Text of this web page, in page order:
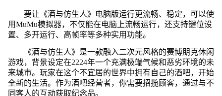
要让《酒与仿生人》电脑版运行更流畅、稳定，可以使
用MuMu模拟器，不仅能在电脑上流畅运行，还支持键位设
置、多开运行、高帧率等多种实用功能。
《酒与仿生人》是一款融入二次元风格的赛博朋克休闲
游戏，背景设定在2224年一个充满极端气候和恶劣环境的未
来城市。玩家在这个不宜居的世界中拥有自己的酒吧，开始
全新的生活。作为酒吧经营者，你需要招揽顾客，通过与不
同客人的互动获取纪念品。